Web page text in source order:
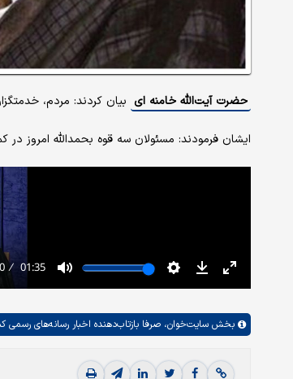
حضرت آیت‌الله خامنه ای بیان کردند: مردم،
ایشان فرمودند: مسئولان سه قوه بحمداللّه امروز در
بخش سایت‌خوان، صرفا بازتاب‌دهنده اخبار رسانه‌های